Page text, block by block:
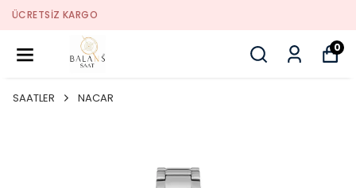
0
SAATLER NACAR